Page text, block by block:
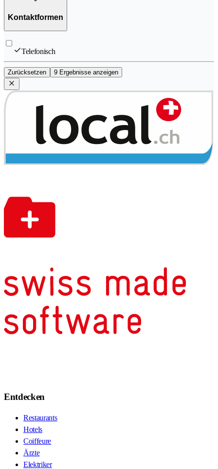
Kontaktformen
Telefonisch
Zurücksetzen 9 Ergebnisse anzeigen
Entdecken
Restaurants
Hotels
Coiffeure
Ärzte
Elektriker